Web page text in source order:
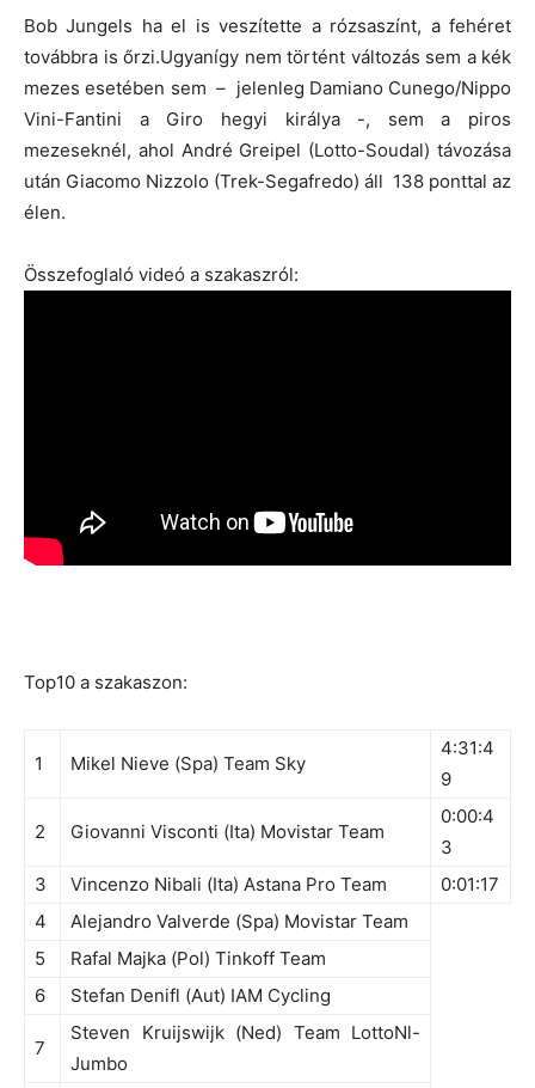
Bob Jungels ha el is veszítette a rózsaszínt, a fehéret
továbbra is őrzi.Ugyanígy nem történt változás sem a kék
mezes esetében sem – jelenleg Damiano Cunego/Nippo
Vini-Fantini a Giro hegyi királya -, sem a piros
mezeseknél, ahol André Greipel (Lotto-Soudal) távozása
után Giacomo Nizzolo (Trek-Segafredo) áll 138 ponttal az
élen.
Összefoglaló videó a szakaszról:
Top10 a szakaszon:
1 Mikel Nieve (Spa) Team Sky
4:31:4
9
2 Giovanni Visconti (Ita) Movistar Team
0:00:4
3
3
Vincenzo Nibali (Ita) Astana Pro Team
0:01:17
4
Alejandro Valverde (Spa) Movistar Team
5
Rafal Majka (Pol) Tinkoff Team
6
Stefan Denifl (Aut) IAM Cycling
7
Steven Kruijswijk (Ned) Team LottoNl-
Jumbo